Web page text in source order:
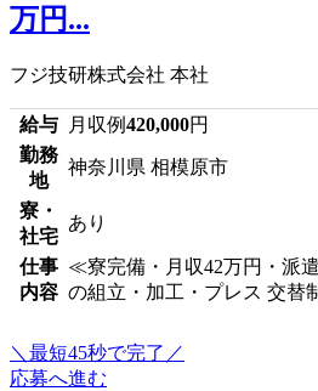
万円...
フジ技研株式会社 本社
給与 月収例420,000円
勤務
地
神奈川県 相模原市
寮・
社宅
あり
仕事
内容
≪寮完備・月収42万円・派
の組立・加工・プレス 交替
＼最短45秒で完了／
応募へ進む